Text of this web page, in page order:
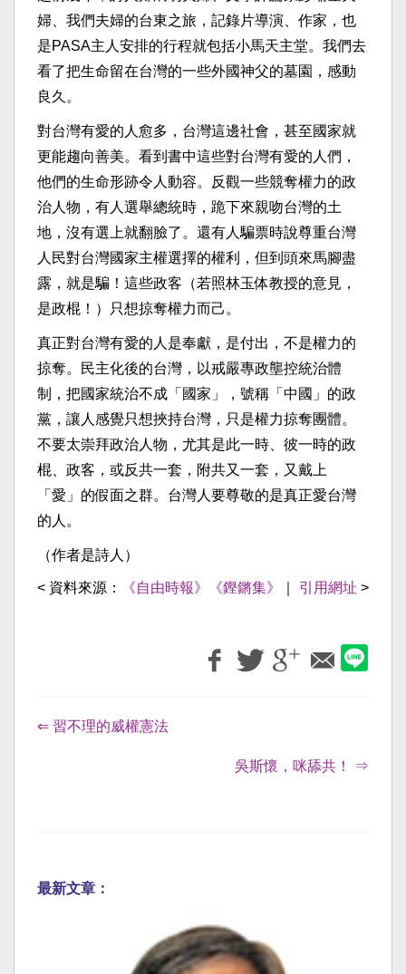
婦、我們夫婦的台東之旅，記錄片導演、作家，也
是PASA主人安排的行程就包括小馬天主堂。我們去
看了把生命留在台灣的一些外國神父的墓園，感動
良久。
對台灣有愛的人愈多，台灣這邊社會，甚至國家就
更能趨向善美。看到書中這些對台灣有愛的人們，
他們的生命形跡令人動容。反觀一些競奪權力的政
治人物，有人選舉總統時，跪下來親吻台灣的土
地，沒有選上就翻臉了。還有人騙票時說尊重台灣
人民對台灣國家主權選擇的權利，但到頭來馬腳盡
露，就是騙！這些政客（若照林玉体教授的意見，
是政棍！）只想掠奪權力而己。
真正對台灣有愛的人是奉獻，是付出，不是權力的
掠奪。民主化後的台灣，以戒嚴專政壟控統治體
制，把國家統治不成「國家」，號稱「中國」的政
黨，讓人感覺只想挾持台灣，只是權力掠奪團體。
不要太崇拜政治人物，尤其是此一時、彼一時的政
棍、政客，或反共一套，附共又一套，又戴上
「愛」的假面之群。台灣人要尊敬的是真正愛台灣
的人。
（作者是詩人）
< 資料來源： 《自由時報》《鏗鏘集》 引用網址 >
⇐ 習不理的威權憲法
吳斯懷，咪舔共！ ⇒
最新文章：